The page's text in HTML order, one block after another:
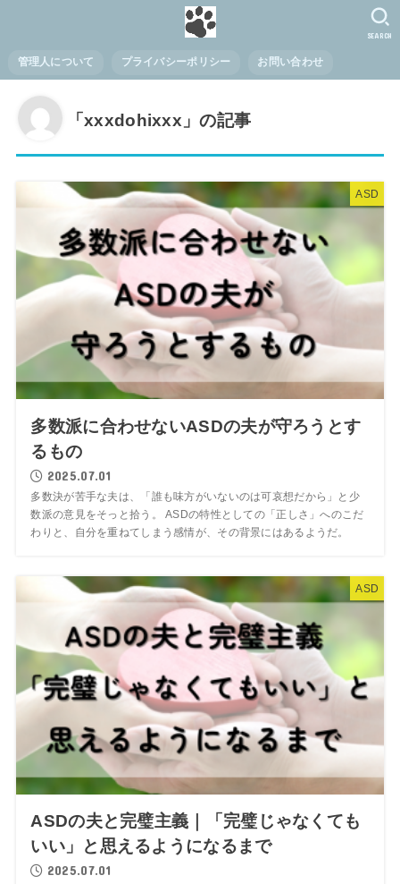
管理人について プライバシーポリシー お問い合わせ
SEARCH
「xxxdohixxx」の記事
ASD
多数派に合わせないASDの夫が守ろうとす
るもの
2025.07.01
多数決が苦手な夫は、「誰も味方がいないのは可哀想だから」と少
数派の意見をそっと拾う。 ASDの特性としての「正しさ」へのこだ
わりと、自分を重ねてしまう感情が、その背景にはあるようだ。
ASD
ASDの夫と完璧主義｜「完璧じゃなくても
いい」と思えるようになるまで
2025.07.01